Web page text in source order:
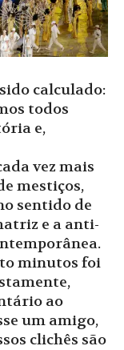
calculado:
todos
e,
vez mais
mestiços,
sentido de
e a anti-
minutos foi
ao
um amigo,
clichês são